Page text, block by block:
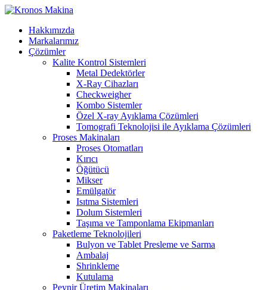
Hakkımızda
Markalarımız
Çözümler
Kalite Kontrol Sistemleri
Metal Dedektörler
X-Ray Cihazları
Checkweigher
Kombo Sistemler
Özel X-ray Ayıklama Çözümleri
Tomografi Teknolojisi ile Ayıklama Çözümleri
Proses Makinaları
Proses Otomatları
Kırıcı
Öğütücü
Mikser
Emülgatör
Isıtma Sistemleri
Dolum Sistemleri
Taşıma ve Tamponlama Ekipmanları
Paketleme Teknolojileri
Bulyon ve Tablet Presleme ve Sarma
Ambalaj
Shrinkleme
Kutulama
Peynir Üretim Makinaları